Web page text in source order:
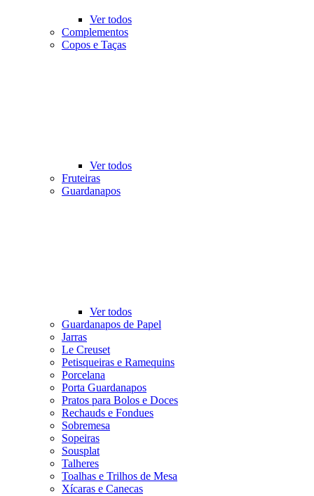
Ver todos
Complementos
Copos e Taças
Ver todos
Fruteiras
Guardanapos
Ver todos
Guardanapos de Papel
Jarras
Le Creuset
Petisqueiras e Ramequins
Porcelana
Porta Guardanapos
Pratos para Bolos e Doces
Rechauds e Fondues
Sobremesa
Sopeiras
Sousplat
Talheres
Toalhas e Trilhos de Mesa
Xícaras e Canecas